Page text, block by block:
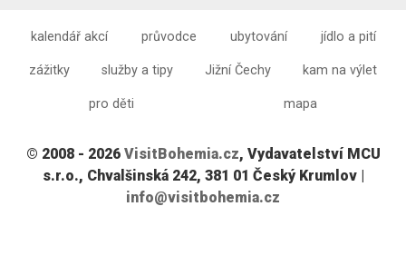
kalendář akcí průvodce ubytování jídlo a pití
zážitky služby a tipy Jižní Čechy kam na výlet
pro děti mapa
© 2008 - 2026 VisitBohemia.cz, Vydavatelství MCU
s.r.o., Chvalšinská 242, 381 01 Český Krumlov |
info@visitbohemia.cz